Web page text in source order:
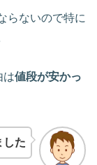
らないので特に
は値段が安かっ
した